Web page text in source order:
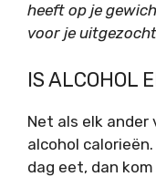
heeft op je
voor je
IS ALCOHOL
Net als elk
alcohol
dag eet, dan